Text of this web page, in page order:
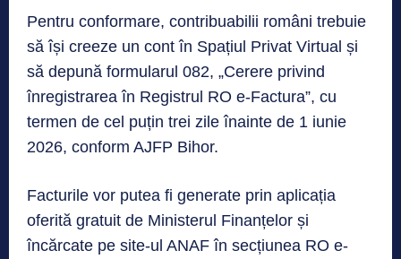
Pentru conformare, contribuabilii români trebuie
să își creeze un cont în Spațiul Privat Virtual și
să depună formularul 082, „Cerere privind
înregistrarea în Registrul RO e-Factura”, cu
termen de cel puțin trei zile înainte de 1 iunie
2026, conform AJFP Bihor.
Facturile vor putea fi generate prin aplicația
oferită gratuit de Ministerul Finanțelor și
încărcate pe site-ul ANAF în secțiunea RO e-